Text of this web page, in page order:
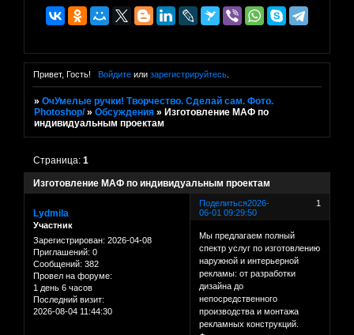
Привет, Гость! Войдитеили зарегистрируйтесь.
»ОчУмелые ручки! Творчество. Сделай сам. Фото.
Photoshop/ »Обсуждения » Изготовление МАФ по
индивидуальным проектам
Изготовление МАФ по индивидуальным проектам
Страница:1
Поделиться 1
2026-
06-01 09:29:50
Lydmila
Участник
Зарегистрирован: 2026-04-08
Приглашений: 0
Сообщений: 382
Провел на форуме:
1 день 6 часов
Последний визит:
2026-08-04 11:44:30
Мы предлагаем полный
спектр услуг по изготовлению
наружной и интерьерной
рекламы: от разработки
дизайна до
непосредственного
производства и монтажа
рекламных конструкций.